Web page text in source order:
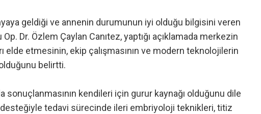
geldiği ve annenin durumunun iyi olduğu bilgisini veren
Dr. Özlem Çaylan Canıtez, yaptığı açıklamada merkezin
elde etmesinin, ekip çalışmasının ve modern teknolojilerin
belirtti.
sonuçlanmasının kendileri için gurur kaynağı olduğunu dile
desteğiyle tedavi sürecinde ileri embriyoloji teknikleri, titiz